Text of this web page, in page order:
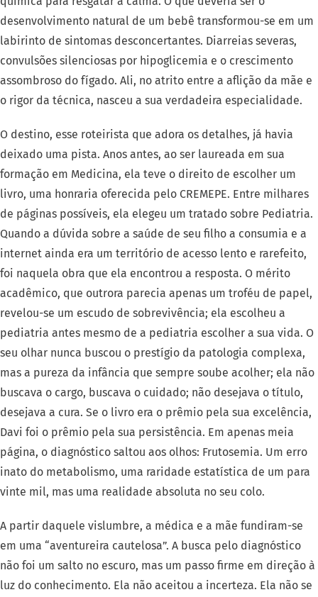
desenvolvimento natural de um bebê transformou-se em um
labirinto de sintomas desconcertantes. Diarreias severas,
convulsões silenciosas por hipoglicemia e o crescimento
assombroso do fígado. Ali, no atrito entre a aflição da mãe e
o rigor da técnica, nasceu a sua verdadeira especialidade.
O destino, esse roteirista que adora os detalhes, já havia
deixado uma pista. Anos antes, ao ser laureada em sua
formação em Medicina, ela teve o direito de escolher um
livro, uma honraria oferecida pelo CREMEPE. Entre milhares
de páginas possíveis, ela elegeu um tratado sobre Pediatria.
Quando a dúvida sobre a saúde de seu filho a consumia e a
internet ainda era um território de acesso lento e rarefeito,
foi naquela obra que ela encontrou a resposta. O mérito
acadêmico, que outrora parecia apenas um troféu de papel,
revelou-se um escudo de sobrevivência; ela escolheu a
pediatria antes mesmo de a pediatria escolher a sua vida. O
seu olhar nunca buscou o prestígio da patologia complexa,
mas a pureza da infância que sempre soube acolher; ela não
buscava o cargo, buscava o cuidado; não desejava o título,
desejava a cura. Se o livro era o prêmio pela sua excelência,
Davi foi o prêmio pela sua persistência. Em apenas meia
página, o diagnóstico saltou aos olhos: Frutosemia. Um erro
inato do metabolismo, uma raridade estatística de um para
vinte mil, mas uma realidade absoluta no seu colo.
A partir daquele vislumbre, a médica e a mãe fundiram-se
em uma “aventureira cautelosa”. A busca pelo diagnóstico
não foi um salto no escuro, mas um passo firme em direção à
luz do conhecimento. Ela não aceitou a incerteza. Ela não se